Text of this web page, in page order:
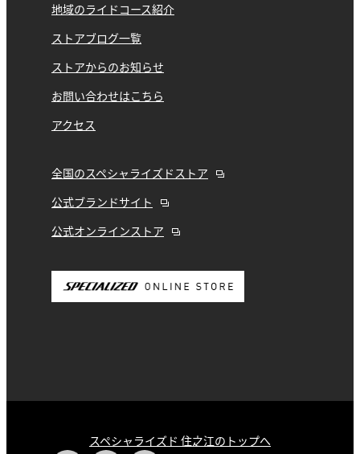
地域のライドコース紹介
ストアブログ一覧
ストアからのお知らせ
お問い合わせはこちら
アクセス
全国のスペシャライズドストア
公式ブランドサイト
公式オンラインストア
スペシャライズド 住之江のトップへ